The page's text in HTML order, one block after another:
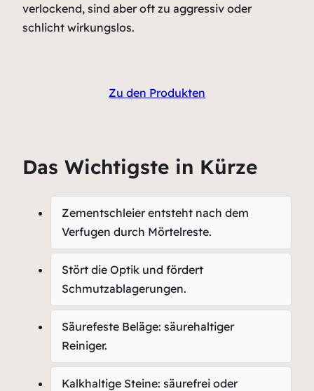
verlockend, sind aber oft zu aggressiv oder
schlicht wirkungslos.
Zu den Produkten
Das Wichtigste in Kürze
Zementschleier entsteht nach dem
Verfugen durch Mörtelreste.
Stört die Optik und fördert
Schmutzablagerungen.
Säurefeste Beläge: säurehaltiger
Reiniger.
Kalkhaltige Steine: säurefrei oder